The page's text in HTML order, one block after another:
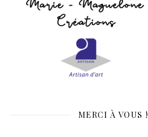
MERCI À VOUS !